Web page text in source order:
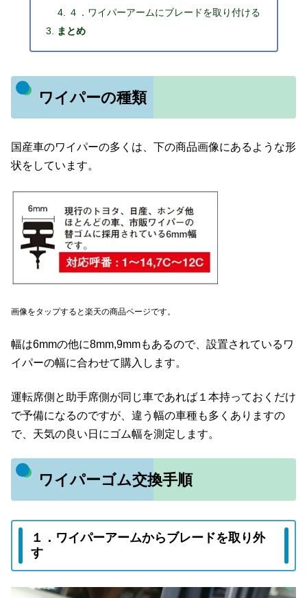
４．ワイパーアームにブレードを取り付ける
まとめ
ワイパーの種類
国産車のワイパーの多くは、下の商品画像にあるような形
状をしています。
画像をタップすると楽天の商品ページです。
幅は6mmの他に8mm,9mmもあるので、設置されているワ
イパーの幅に合わせて購入します。
運転席側と助手席側が同じ車であれば１本持っておくだけ
で予備になるのですが、違う幅の車種も多くありますの
で、天気の良い日にゴム幅を測定します。
ワイパーゴム交換手順
１．ワイパーアームからブレードを取り外
す